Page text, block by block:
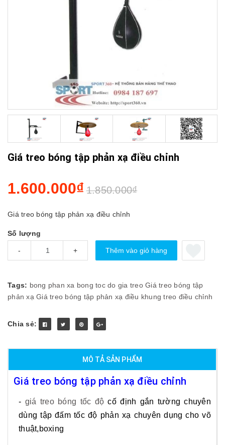
Giá treo bóng tập phản xạ điều chỉnh
1.600.000₫ 1.850.000₫
Giá treo bóng tập phản xạ điều chỉnh
Số lượng
- + Thêm vào giỏ hàng
Tags: bong phan xa bong toc do gia treo Giá treo bóng tập
phản xạ Giá treo bóng tập phản xạ điều khung treo điều chỉnh
Chia sẻ:
MÔ TẢ SẢN PHẨM
Giá treo bóng tập phản xạ điều chỉnh
- giá treo bóng tốc độ cố định gắn tường chuyên
dùng tập đấm tốc độ phản xạ chuyên dụng cho võ
thuật,boxing